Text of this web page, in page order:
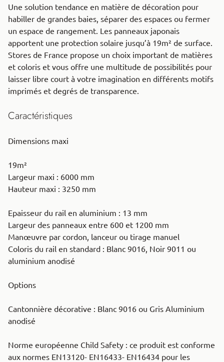
Une solution tendance en matière de décoration pour
habiller de grandes baies, séparer des espaces ou fermer
un espace de rangement. Les panneaux japonais
apportent une protection solaire jusqu’à 19m² de surface.
Stores de France propose un choix important de matières
et coloris et vous offre une multitude de possibilités pour
laisser libre court à votre imagination en différents motifs
imprimés et degrés de transparence.
Caractéristiques
Dimensions maxi
19m²
Largeur maxi : 6000 mm
Hauteur maxi : 3250 mm
Epaisseur du rail en aluminium : 13 mm
Largeur des panneaux entre 600 et 1200 mm
Manœuvre par cordon, lanceur ou tirage manuel
Coloris du rail en standard : Blanc 9016, Noir 9011 ou
aluminium anodisé
Options
Cantonnière décorative : Blanc 9016 ou Gris Aluminium
anodisé
Norme européenne Child Safety : ce produit est conforme
aux normes EN13120- EN16433- EN16434 pour les